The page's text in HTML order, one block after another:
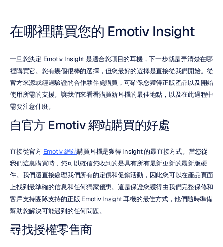
在哪裡購買您的 Emotiv Insight
一旦您決定 Emotiv Insight 是適合您項目的耳機，下一步就是弄清楚在哪
裡購買它。您有幾個很棒的選擇，但您最好的選擇是直接從我們開始。從
官方來源或經過驗證的合作夥伴處購買，可確保您獲得正版產品以及開始
使用所需的支援。讓我們來看看購買新耳機的最佳地點，以及在此過程中
需要注意什麼。
自官方 Emotiv 網站購買的好處
直接從官方 Emotiv 網站購買耳機是獲得 Insight 的最直接方式。當您從
我們這裏購買時，您可以確信您收到的是具有所有最新更新的最新版硬
件。我們還直接處理我們所有的定價和促銷活動，因此您可以在產品頁面
上找到最準確的信息和任何獨家優惠。這是保證您獲得由我們完整保修和
客戶支持團隊支持的正版 Emotiv Insight 耳機的最佳方式，他們隨時準備
幫助您解決可能遇到的任何問題。
尋找授權零售商